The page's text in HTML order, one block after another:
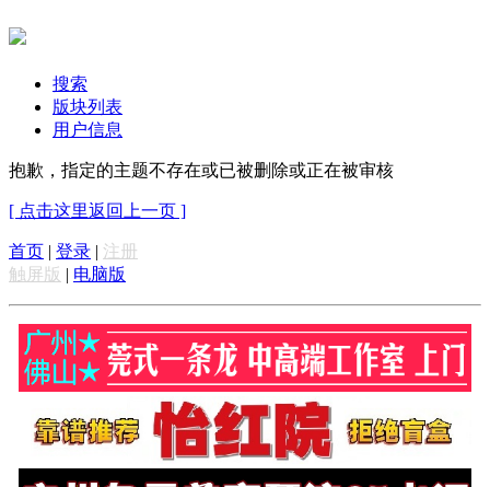
搜索
版块列表
用户信息
抱歉，指定的主题不存在或已被删除或正在被审核
[ 点击这里返回上一页 ]
首页 | 登录 | 注册
触屏版 | 电脑版